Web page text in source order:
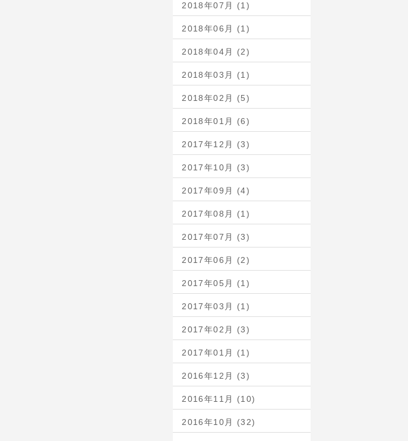
2018年07月 (1)
2018年06月 (1)
2018年04月 (2)
2018年03月 (1)
2018年02月 (5)
2018年01月 (6)
2017年12月 (3)
2017年10月 (3)
2017年09月 (4)
2017年08月 (1)
2017年07月 (3)
2017年06月 (2)
2017年05月 (1)
2017年03月 (1)
2017年02月 (3)
2017年01月 (1)
2016年12月 (3)
2016年11月 (10)
2016年10月 (32)